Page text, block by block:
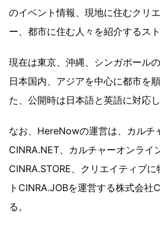
のイベント情報、現地に住むクリ
ー、都市に住む人々を紹介するス
現在は東京、沖縄、シンガポール
日本国内、アジアを中心に都市を
た、公開時は日本語と英語に対応し
なお、HereNowの運営は、カルチ
CINRA.NET、カルチャーオンライ
CINRA.STORE、クリエイティブ
トCINRA.JOBを運営する株式会社
る。